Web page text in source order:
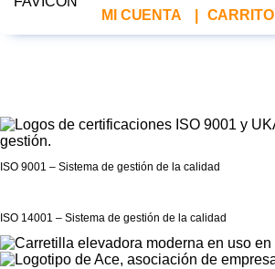
MI CUENTA CARRITO
ISO 9001 – Sistema de gestión de la calidad
ISO 14001 – Sistema de gestión de la calidad